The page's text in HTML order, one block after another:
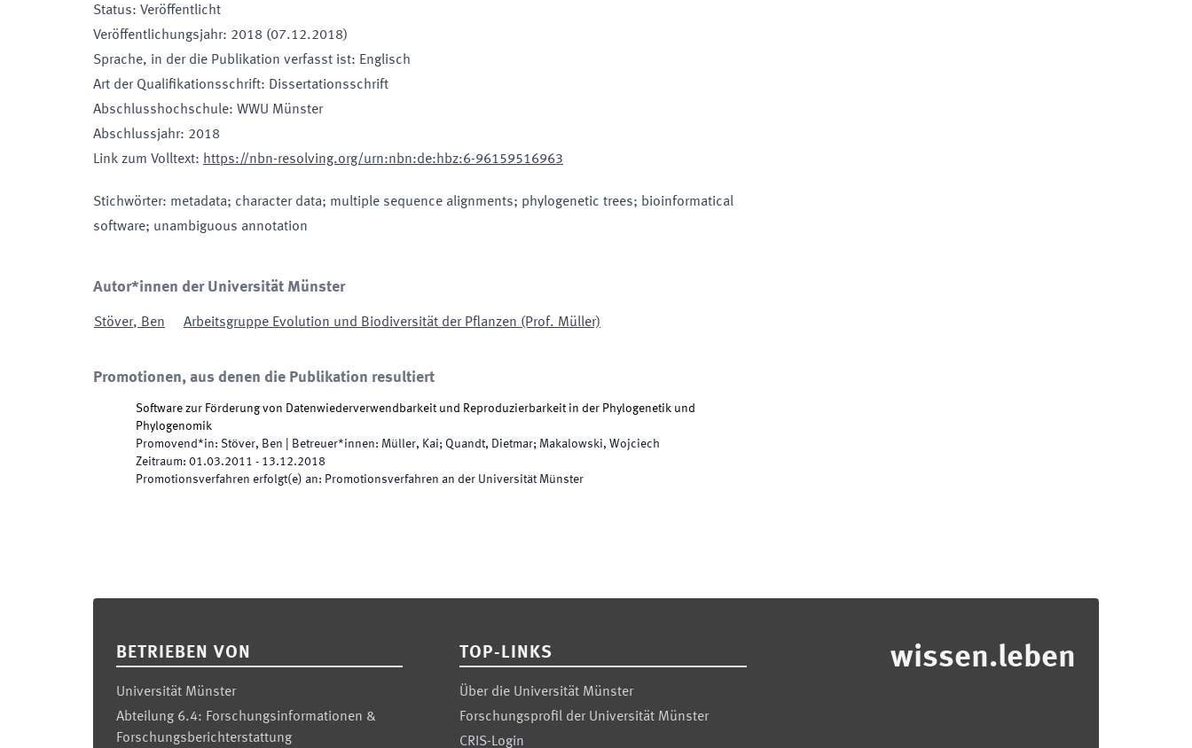
Status: Veröffentlicht
Veröffentlichungsjahr: 2018 (07.12.2018)
Sprache, in der die Publikation verfasst ist: Englisch
Art der Qualifikationsschrift: Dissertationsschrift
Abschlusshochschule: WWU Münster
Abschlussjahr: 2018
Link zum Volltext: https://nbn-resolving.org/urn:nbn:de:hbz:6-96159516963
Stichwörter: metadata; character data; multiple sequence alignments; phylogenetic trees; bioinformatical
software; unambiguous annotation
Autor*innen der Universität Münster
Stöver, Ben Arbeitsgruppe Evolution und Biodiversität der Pflanzen (Prof. Müller)
Promotionen, aus denen die Publikation resultiert
Software zur Förderung von Datenwiederverwendbarkeit und Reproduzierbarkeit in der Phylogenetik und
Phylogenomik
Promovend*in: Stöver, Ben Betreuer*innen: Müller, Kai; Quandt, Dietmar; Makalowski, Wojciech
Zeitraum: 01.03.2011 - 13.12.2018
Promotionsverfahren erfolgt(e) an: Promotionsverfahren an der Universität Münster
BETRIEBEN VON
Universität Münster
Abteilung 6.4: Forschungsinformationen &
Forschungsberichterstattung
TOP-LINKS
Über die Universität Münster
Forschungsprofil der Universität Münster
CRIS-Login
wissen.leben